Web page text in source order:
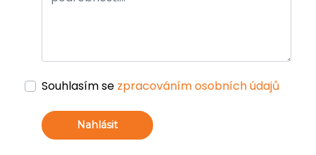
Souhlasím se zpracováním osobních údajů
Nahlásit